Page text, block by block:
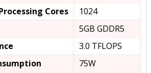
Cores
1024
5GB GDDR5
3.0 TFLOPS
75W